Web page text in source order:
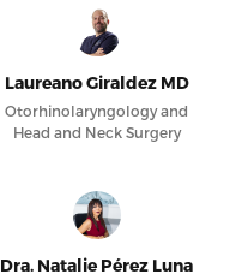
Laureano Giraldez MD
Otorhinolaryngology and
Head and Neck Surgery
Dra. Natalie Pérez Luna